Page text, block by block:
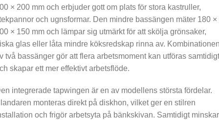
× 200 mm och erbjuder gott om plats för stora kastruller,
och ugnsformar. Den mindre bassängen mäter 180 ×
× 150 mm och lämpar sig utmärkt för att skölja grönsaker,
glas eller låta mindre köksredskap rinna av.
två bassänger gör att flera arbetsmoment kan utföras samtidigt
skapar ett mer effektivt arbetsflöde.
integrerade tapwingen är en av modellens största fördelar.
monteras direkt på diskhon, vilket ger en stilren
och frigör arbetsyta på bänkskivan. Samtidigt minskar